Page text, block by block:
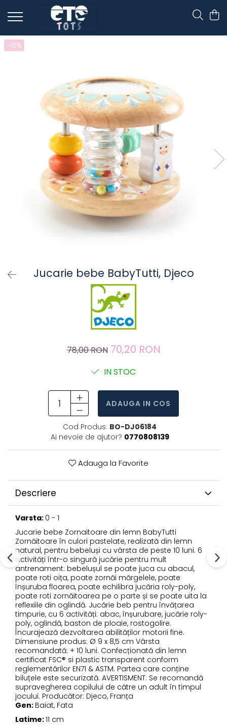
CĂRUCIOARE & SCAUNE AUTO
cărucioare U-GROW
scaune auto pentru avion
accesorii cărucioare
accesorii scaun auto
accesorii scaun avion
-10%
Jucarie bebe BabyTutti, Djeco
78,00 RON 70,20 RON
IN STOC
ADAUGA IN COS
Cod Produs: BO-DJ06184
Ai nevoie de ajutor? 0770808139
Adauga la Favorite
Descriere
Varsta: 0 - 1
Jucarie bebe Zornaitoare din lemn BabyTutti
Zornăitoare în culori pastelate, realizată din lemn
natural, pentru bebeluși cu vârsta de peste 10 luni. 6
activități într-o singură jucărie pentru mult
antrenament: bebelușul se poate juca cu abacul,
poate roti oița, poate zornăi mărgelele, poate
înșuruba floarea, poate echilibra jucăria roly-poly,
poate roti zornăitoarea pe o parte și se poate uita la
reflexiile din oglindă. Jucărie beb pentru învățarea
timpurie, cu 6 activități: abac, înșurubare, jucărie roly-
poly, oglindă, baston de ploaie, rostogolire.
Încurajează dezvoltarea abilităților motorii fine.
Dimensiune produs: Ø 9 x 8,5 cm Vârsta
recomandată: + 10 luni. Confecționată din lemn
certificat FSC® si plastic transparent conform
reglementărilor EN71 & ASTM. Partea care conține
biluțele este securizată. AVERTISMENT: Se recomandă
supravegherea copilului de către un adult în timpul
jocului. Producător: Djeco, Franța
Gen: Baiat, Fata
Latime:11 cm